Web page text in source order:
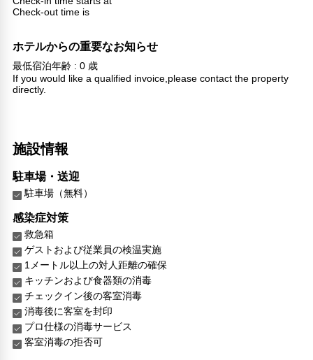
Check-out time is
ホテルからの重要なお知らせ
最低宿泊年齢 : 0 歳
If you would like a qualified invoice,please contact the property
directly.
施設情報
駐車場・送迎
駐車場（無料）
感染症対策
救急箱
ゲストおよび従業員の検温実施
1メートル以上の対人距離の確保
キッチンおよび食器類の消毒
チェックイン後の客室消毒
消毒後に客室を封印
プロ仕様の消毒サービス
客室消毒の拒否可